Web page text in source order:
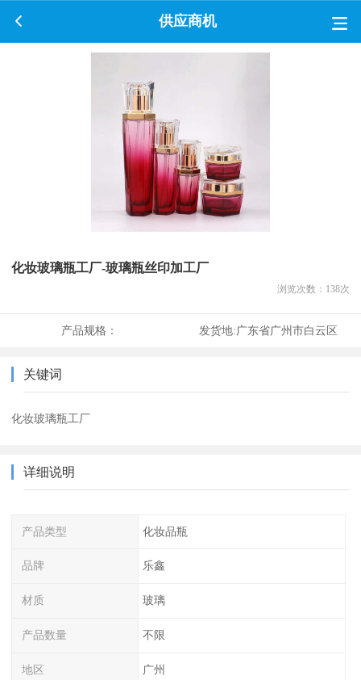
供应商机
化妆玻璃瓶工厂-玻璃瓶丝印加工厂
浏览次数： 138次
产品规格： 发货地:广东省广州市白云区
关键词
化妆玻璃瓶工厂
详细说明
产品类型 化妆品瓶
品牌 乐鑫
材质 玻璃
产品数量 不限
地区 广州